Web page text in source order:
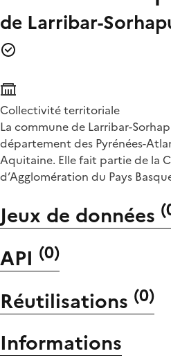
de Larribar-
Collectivité territoriale
La commune de Larribar-
département des Pyrénées-
Aquitaine. Elle fait partie de la
d’Agglomération du Pays
Jeux de données (
API (0)
Réutilisations (0)
Informations